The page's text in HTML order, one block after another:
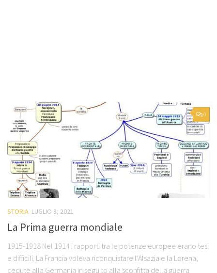
0
STORIA LUGLIO 8, 2021
La Prima guerra mondiale
1915-1918 Nel 1914 i rapporti tra le potenze europee erano tesi
e difficili. La Francia voleva riconquistare l’Alsazia e la Lorena,
cedute alla Germania in seguito alla sconfitta della guerra